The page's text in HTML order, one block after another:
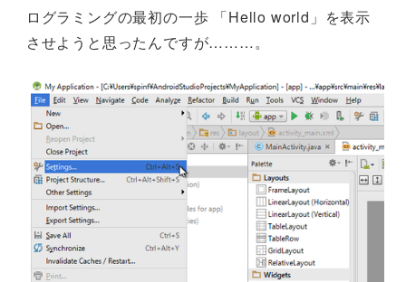
ログラミングの最初の一歩 「Hello world」を表示
させようと思ったんですが………。